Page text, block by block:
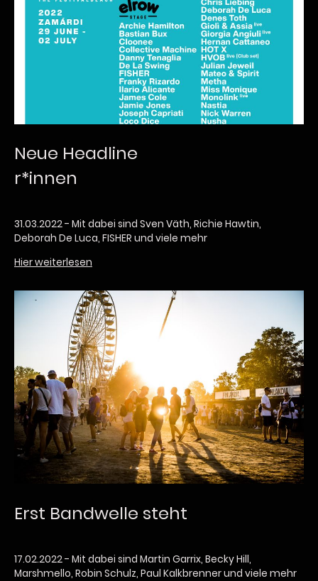
Neue Headline
r*innen
31.03.2022 - Mit dabei sind Sven Väth, Richie Hawtin,
Deborah De Luca, FISHER und viele mehr
Hier weiterlesen
Erst Bandwelle steht
17.02.2022 - Mit dabei sind Martin Garrix, Becky Hill,
Marshmello, Robin Schulz, Paul Kalkbrenner und viele mehr